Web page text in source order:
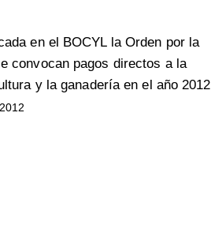
en el BOCYL la Orden por la
convocan pagos directos a la
y la ganadería en el año 2012